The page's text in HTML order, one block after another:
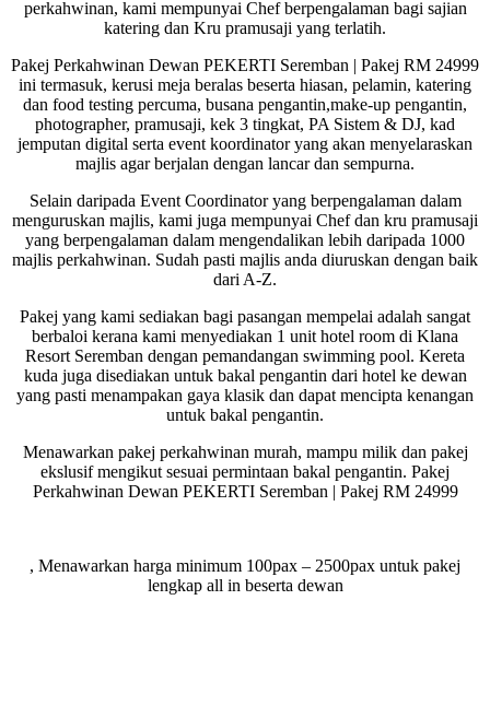
perkahwinan, kami mempunyai Chef berpengalaman bagi sajian
katering dan Kru pramusaji yang terlatih.
Pakej Perkahwinan Dewan PEKERTI Seremban | Pakej RM 24999
ini termasuk, kerusi meja beralas beserta hiasan, pelamin, katering
dan food testing percuma, busana pengantin,make-up pengantin,
photographer, pramusaji, kek 3 tingkat, PA Sistem & DJ, kad
jemputan digital serta event koordinator yang akan menyelaraskan
majlis agar berjalan dengan lancar dan sempurna.
Selain daripada Event Coordinator yang berpengalaman dalam
menguruskan majlis, kami juga mempunyai Chef dan kru pramusaji
yang berpengalaman dalam mengendalikan lebih daripada 1000
majlis perkahwinan. Sudah pasti majlis anda diuruskan dengan baik
dari A-Z.
Pakej yang kami sediakan bagi pasangan mempelai adalah sangat
berbaloi kerana kami menyediakan 1 unit hotel room di Klana
Resort Seremban dengan pemandangan swimming pool. Kereta
kuda juga disediakan untuk bakal pengantin dari hotel ke dewan
yang pasti menampakan gaya klasik dan dapat mencipta kenangan
untuk bakal pengantin.
Menawarkan pakej perkahwinan murah, mampu milik dan pakej
ekslusif mengikut sesuai permintaan bakal pengantin. Pakej
Perkahwinan Dewan PEKERTI Seremban | Pakej RM 24999
, Menawarkan harga minimum 100pax – 2500pax untuk pakej
lengkap all in beserta dewan